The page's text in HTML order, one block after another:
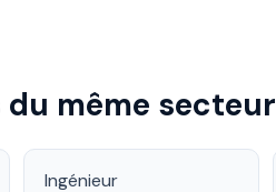
même secteur
Ingénieur